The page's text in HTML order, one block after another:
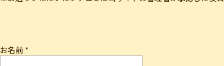
お名前 *